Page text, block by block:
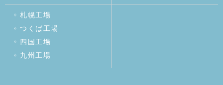
札幌工場
つくば工場
四国工場
九州工場